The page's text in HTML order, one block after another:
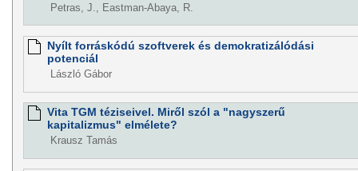
Petras, J., Eastman-Abaya, R.
Nyílt forráskódú szoftverek és demokratizálódási
potenciál
László Gábor
Vita TGM téziseivel. Miről szól a "nagyszerű
kapitalizmus" elmélete?
Krausz Tamás